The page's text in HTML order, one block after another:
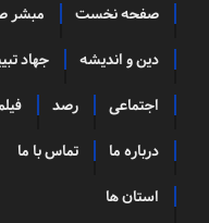
صفحه نخست مبشر
دین و اندیشه جهاد
اجتماعی رصد
درباره ما تماس با ما
استان ها